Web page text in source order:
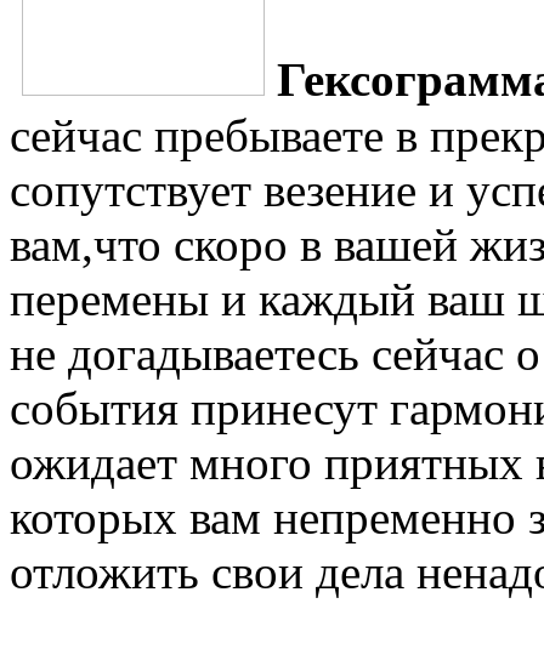
сейчас пребываете в
сопутствует везение и
вам,что скоро в вашей
перемены и каждый ваш
не догадываетесь сейчас
события принесут
ожидает много приятных
которых вам непременно
отложить свои дела